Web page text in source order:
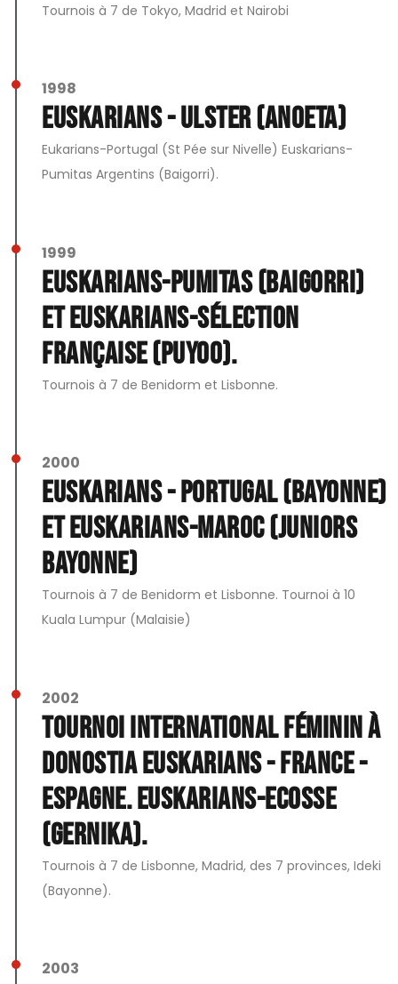
Tournois à 7 de Tokyo, Madrid et Nairobi
1998
Euskarians - Ulster (Anoeta)
Eukarians-Portugal (St Pée sur Nivelle) Euskarians-
Pumitas Argentins (Baigorri).
1999
Euskarians-Pumitas (Baigorri)
et Euskarians-Sélection
Française (Puyoo).
Tournois à 7 de Benidorm et Lisbonne.
2000
Euskarians - Portugal (Bayonne)
et Euskarians-Maroc (juniors
Bayonne)
Tournois à 7 de Benidorm et Lisbonne. Tournoi à 10
Kuala Lumpur (Malaisie)
2002
Tournoi international féminin à
Donostia Euskarians - France -
Espagne. Euskarians-Ecosse
(Gernika).
Tournois à 7 de Lisbonne, Madrid, des 7 provinces, Ideki
(Bayonne).
2003